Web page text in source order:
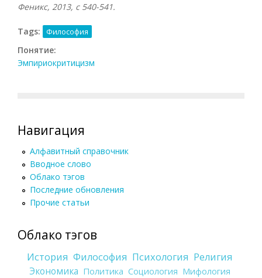
Феникс, 2013, с 540-541.
Tags: Философия
Понятие:
Эмпириокритицизм
Навигация
Алфавитный справочник
Вводное слово
Облако тэгов
Последние обновления
Прочие статьи
Облако тэгов
История Философия Психология Религия
Экономика Политика Социология Мифология